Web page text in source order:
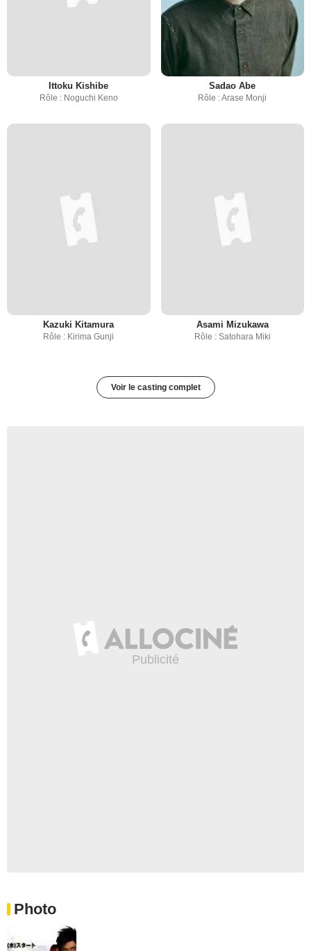
Ittoku Kishibe
Rôle : Noguchi Keno
Sadao Abe
Rôle : Arase Monji
Kazuki Kitamura
Rôle : Kirima Gunji
Asami Mizukawa
Rôle : Satohara Miki
Voir le casting complet
Photo